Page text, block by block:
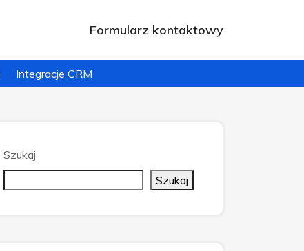
Formularz kontaktowy
Integracje CRM
Szukaj
Szukaj